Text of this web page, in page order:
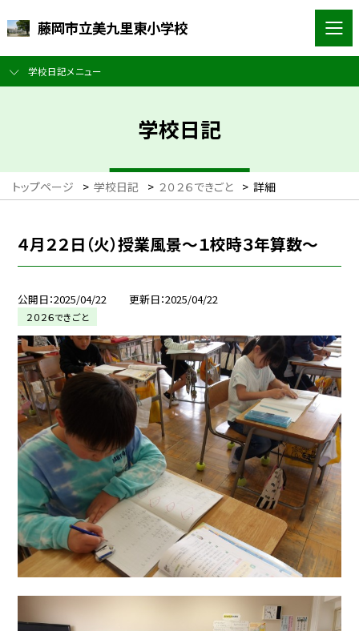
藤岡市立美九里東小学校
学校日記メニュー
学校日記
トップページ > 学校日記 > ２０２６できごと > 詳細
４月２２日（火）授業風景～１校時３年算数～
公開日 2025/04/22 更新日 2025/04/22
２０２６できごと